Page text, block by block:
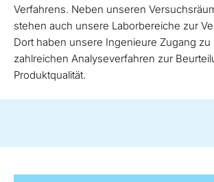
Verfahrens. Neben unseren
stehen auch unsere Laborbereiche zur
Dort haben unsere Ingenieure Zugang zu
zahlreichen Analyseverfahren zur
Produktqualität.